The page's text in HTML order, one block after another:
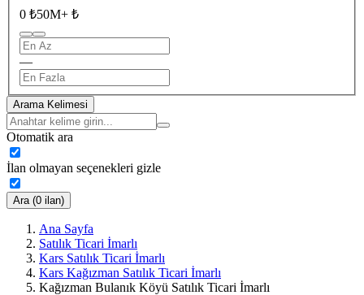
0 ₺50M+ ₺
—
Arama Kelimesi
Otomatik ara
İlan olmayan seçenekleri gizle
Ara (0 ilan)
Ana Sayfa
Satılık Ticari İmarlı
Kars Satılık Ticari İmarlı
Kars Kağızman Satılık Ticari İmarlı
Kağızman Bulanık Köyü Satılık Ticari İmarlı